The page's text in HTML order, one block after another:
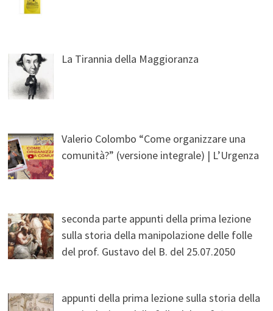
La Tirannia della Maggioranza
Valerio Colombo “Come organizzare una
comunità?” (versione integrale) | L’Urgenza
seconda parte appunti della prima lezione
sulla storia della manipolazione delle folle
del prof. Gustavo del B. del 25.07.2050
appunti della prima lezione sulla storia della